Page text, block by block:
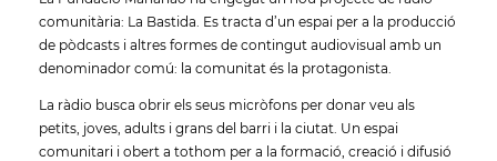
comunitària: La Bastida. Es tracta d’un espai per a la producció
de pòdcasts i altres formes de contingut audiovisual amb un
denominador comú: la comunitat és la protagonista.
La ràdio busca obrir els seus micròfons per donar veu als
petits, joves, adults i grans del barri i la ciutat. Un espai
comunitari i obert a tothom per a la formació, creació i difusió